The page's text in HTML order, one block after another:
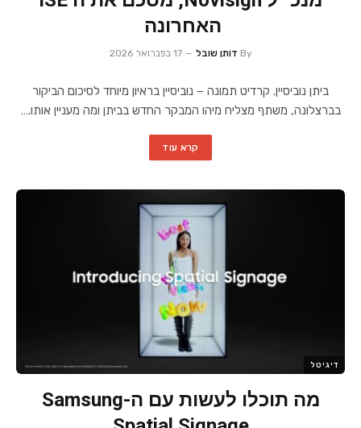
האחרונה
By דותן שובל 17 בפברואר 2026
ביתן נוביסיין. קרדיט תמונה – נוביסיין בראיון מיוחד לסיכום הביקור
בברצלונה, משתף מצליח מיהו המבקר החדש בביתן ומה מעניין אותו.…
קרא עוד
דיגיטל
מה תוכלו לעשות עם ה-Samsung